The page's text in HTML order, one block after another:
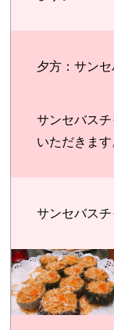
夕方：サン
サンセバス
いただきます
サンセバス